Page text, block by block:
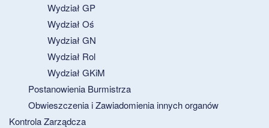
Wydział GP
Wydział Oś
Wydział GN
Wydział Rol
Wydział GKiM
Postanowienia Burmistrza
Obwieszczenia i Zawiadomienia innych organów
Kontrola Zarządcza